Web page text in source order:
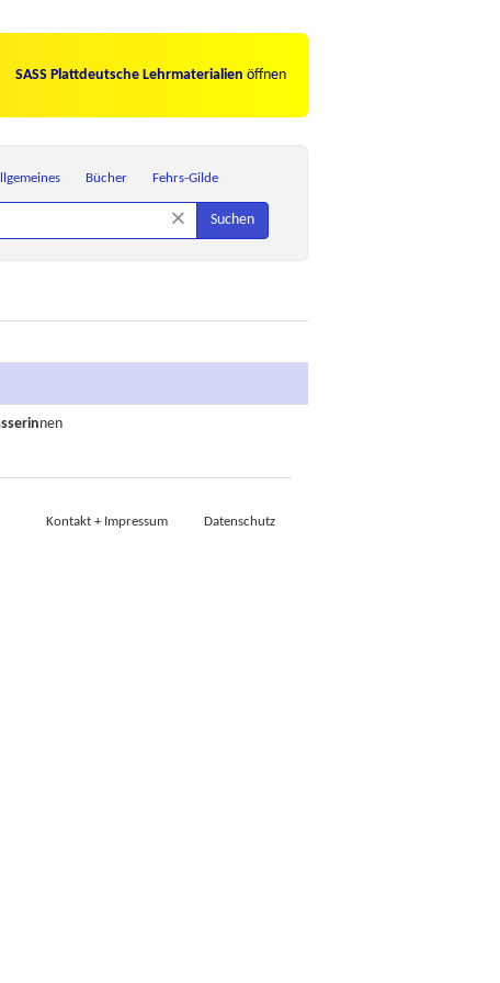
SASS Plattdeutsche Lehrmaterialien öffnen
Bücher Fehrs-Gilde
× Suchen
nen
Kontakt + Impressum
Datenschutz